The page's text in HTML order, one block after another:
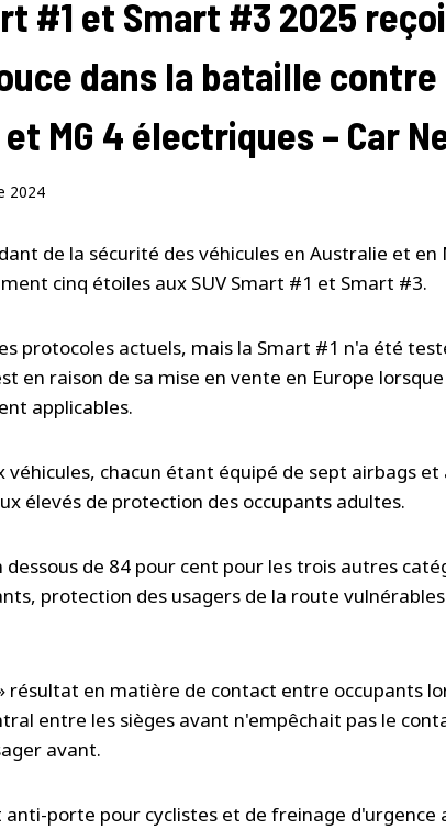
#1 et Smart #3 2025
dans la bataille contre
MG 4 électriques – Car
2024
de la sécurité des véhicules en Australie et en
cinq étoiles aux SUV Smart #1 et Smart #3.
protocoles actuels, mais la Smart #1 n'a été
en raison de sa mise en vente en Europe
applicables.
véhicules, chacun étant équipé de sept airbags
élevés de protection des occupants adultes.
dessous de 84 pour cent pour les trois autres
protection des usagers de la route
résultat en matière de contact entre occupants
entre les sièges avant n'empêchait pas le
avant.
porte pour cyclistes et de freinage d'urgence